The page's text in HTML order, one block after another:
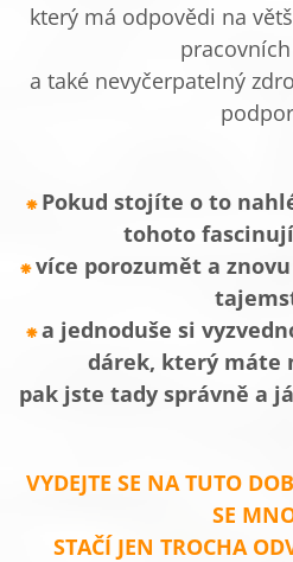
který má odpovědi na
a také nevyčerpatelný
⁕ Pokud stojíte o to
tohoto
⁕více porozumět a
⁕ a jednoduše si
dárek, který máte
pak jste tady správně a
VYDEJTE SE NA TUTO
SE
STAČÍ JEN TROCHA